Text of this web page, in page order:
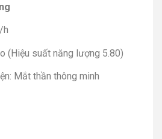
h
(Hiệu suất năng lượng 5.80)
Mắt thần thông minh